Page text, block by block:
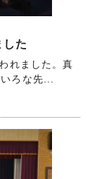
た
れました。真
ろな先...